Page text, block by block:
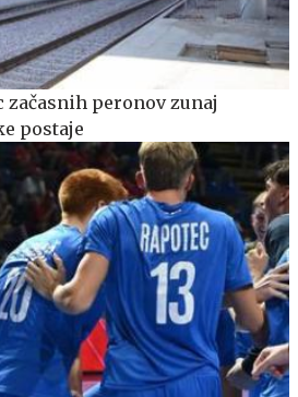
začasnih peronov zunaj
postaje